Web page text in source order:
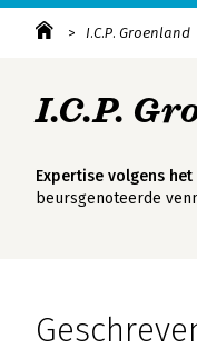
I.C.P. Groenland
I.C.P.
Expertise volgens
beursgenoteerde